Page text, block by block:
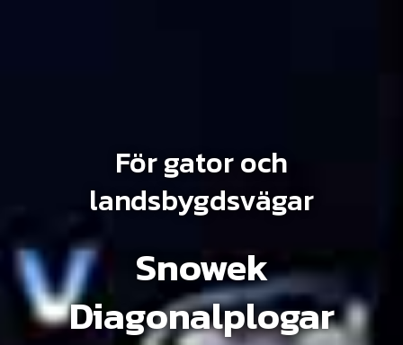
För gator och
landsbygdsvägar
Snowek
Diagonalplogar